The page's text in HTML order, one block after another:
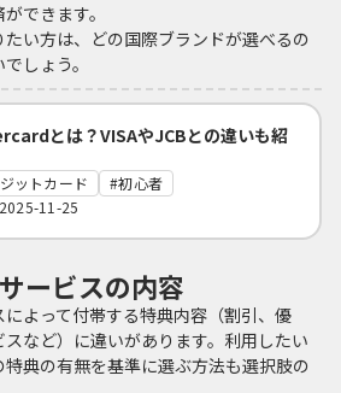
できます。
い方は、どの国際ブランドが選べるの
しょう。
とは？VISAやJCBとの違いも紹
ットカード
初心者
11-25
ービスの内容
よって付帯する特典内容（割引、優
など）に違いがあります。利用したい
典の有無を基準に選ぶ方法も選択肢の